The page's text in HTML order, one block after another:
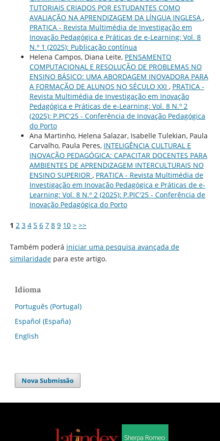
TUTORIAIS CRIADOS POR ESTUDANTES COMO
AVALIAÇÃO NA APRENDIZAGEM DA LÍNGUA INGLESA ,
PRATICA - Revista Multimédia de Investigação em
Inovação Pedagógica e Práticas de e-Learning: Vol. 8
N.º 1 (2025): Publicação contínua
Helena Campos, Diana Leite, PENSAMENTO
COMPUTACIONAL E RESOLUÇÃO DE PROBLEMAS NO
ENSINO BÁSICO: UMA ABORDAGEM INOVADORA PARA
A FORMAÇÃO DE ALUNOS NO SÉCULO XXI , PRATICA -
Revista Multimédia de Investigação em Inovação
Pedagógica e Práticas de e-Learning: Vol. 8 N.º 2
(2025): P.PIC'25 - Conferência de Inovação Pedagógica
do Porto
Ana Martinho, Helena Salazar, Isabelle Tulekian, Paula
Carvalho, Paula Peres, INTELIGÊNCIA CULTURAL E
INOVAÇÃO PEDAGÓGICA: CAPACITAR DOCENTES PARA
AMBIENTES DE APRENDIZAGEM INTERCULTURAIS NO
ENSINO SUPERIOR , PRATICA - Revista Multimédia de
Investigação em Inovação Pedagógica e Práticas de e-
Learning: Vol. 8 N.º 2 (2025): P.PIC'25 - Conferência de
Inovação Pedagógica do Porto
1 2 3 4 5 6 7 8 9 10 > >>
Também poderá iniciar uma pesquisa avançada de
similaridadepara este artigo.
Idioma
Português (Portugal)
Español (España)
English
Nova Submissão